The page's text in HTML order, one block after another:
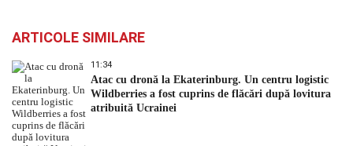
ARTICOLE SIMILARE
11:34
Atac cu dronă la Ekaterinburg. Un centru logistic
Wildberries a fost cuprins de flăcări după lovitura
atribuită Ucrainei